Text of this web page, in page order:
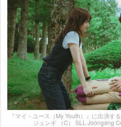
『マイ・ユース（My Youth）』に出演す
ジュンギ （C） SLL Joongang